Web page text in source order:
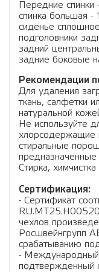
Передние
спинка большая -
сиденье
подголовники
задний
задние боковые
Рекомендации
Для удаления
ткань, салфетки
натуральной
Не используйте
хлорсодержащие
стиральные
предназначенные
Стирка,
Сертификация:
- Сертификат
RU.МТ25.Н00520
чехлов
Росшвейнгрупп
срабатыванию
- Международный
подтвержденный